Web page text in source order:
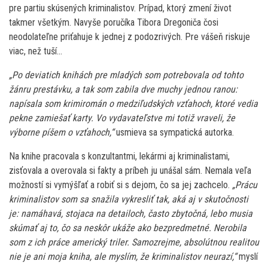
pre partiu skúsených kriminalistov. Prípad, ktorý zmení život
takmer všetkým. Navyše poručíka Tibora Dregoniča čosi
neodolateľne priťahuje k jednej z podozrivých. Pre vášeň riskuje
viac, než tuší…
„Po deviatich knihách pre mladých som potrebovala od tohto
žánru prestávku, a tak som zabila dve muchy jednou ranou:
napísala som krimiromán o medziľudských vzťahoch, ktoré vedia
pekne zamiešať karty. Vo vydavateľstve mi totiž vraveli, že
výborne píšem o vzťahoch,“usmieva sa sympatická autorka.
Na knihe pracovala s konzultantmi, lekármi aj kriminalistami,
zisťovala a overovala si fakty a príbeh ju unášal sám. Nemala veľa
možností si vymýšľať a robiť si s dejom, čo sa jej zachcelo. „Prácu
kriminalistov som sa snažila vykresliť tak, aká aj v skutočnosti
je: namáhavá, stojaca na detailoch, často zbytočná, lebo musia
skúmať aj to, čo sa neskôr ukáže ako bezpredmetné. Nerobila
som z ich práce americký triler. Samozrejme, absolútnou realitou
nie je ani moja kniha, ale myslím, že kriminalistov neurazí,“myslí